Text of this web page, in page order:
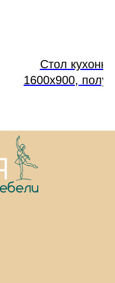
Cтол
1600х900,